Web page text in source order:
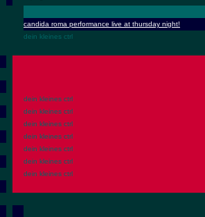
candida roma performance live at thursday night!
dein kleines ctrl
dein kleines ctrl
dein kleines ctrl
dein kleines ctrl
dein kleines ctrl
dein kleines ctrl
dein kleines ctrl
dein kleines ctrl